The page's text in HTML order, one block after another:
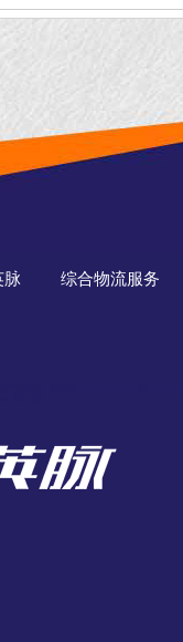
脉 综合物流服务